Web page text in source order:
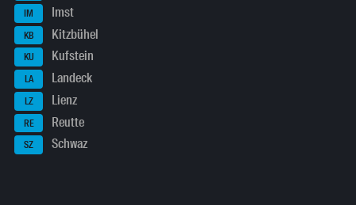
IM Imst
KB Kitzbühel
KU Kufstein
LA Landeck
LZ Lienz
RE Reutte
SZ Schwaz